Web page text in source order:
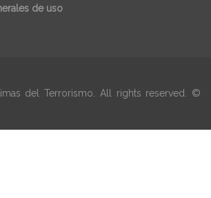
de uso
del Terrorismo. All rights reserved. ©